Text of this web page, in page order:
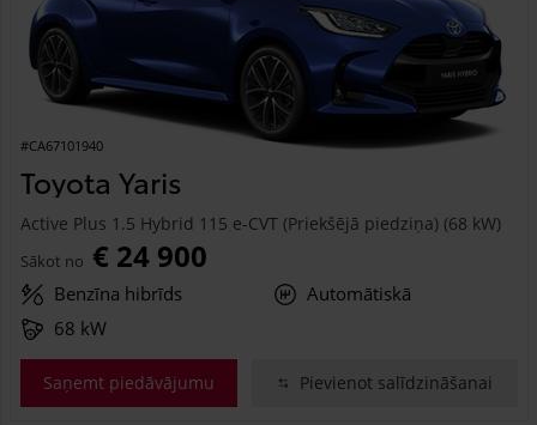
#CA67101940
Toyota Yaris
Active Plus 1.5 Hybrid 115 e-CVT (Priekšējā piedziņa) (68 kW)
Sākot no € 24 900
Benzīna hibrīds
Automātiskā
68 kW
Saņemt piedāvājumu Pievienot salīdzināšanai